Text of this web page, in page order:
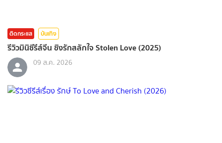
ติดกระแส บันเทิง
รีวิวมินิซีรีส์จีน ชิงรักสลักใจ Stolen Love (2025)
09 ส.ค. 2026